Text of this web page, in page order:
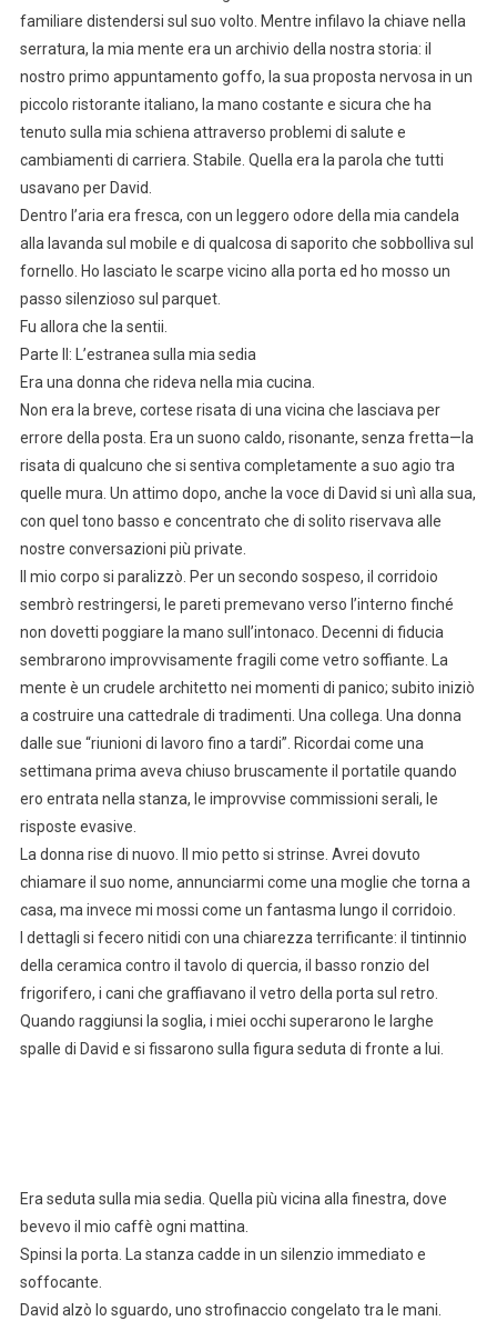
familiare distendersi sul suo volto. Mentre infilavo la chiave nella
serratura, la mia mente era un archivio della nostra storia: il
nostro primo appuntamento goffo, la sua proposta nervosa in un
piccolo ristorante italiano, la mano costante e sicura che ha
tenuto sulla mia schiena attraverso problemi di salute e
cambiamenti di carriera. Stabile. Quella era la parola che tutti
usavano per David.
Dentro l’aria era fresca, con un leggero odore della mia candela
alla lavanda sul mobile e di qualcosa di saporito che sobbolliva sul
fornello. Ho lasciato le scarpe vicino alla porta ed ho mosso un
passo silenzioso sul parquet.
Fu allora che la sentii.
Parte II: L’estranea sulla mia sedia
Era una donna che rideva nella mia cucina.
Non era la breve, cortese risata di una vicina che lasciava per
errore della posta. Era un suono caldo, risonante, senza fretta—la
risata di qualcuno che si sentiva completamente a suo agio tra
quelle mura. Un attimo dopo, anche la voce di David si unì alla sua,
con quel tono basso e concentrato che di solito riservava alle
nostre conversazioni più private.
Il mio corpo si paralizzò. Per un secondo sospeso, il corridoio
sembrò restringersi, le pareti premevano verso l’interno finché
non dovetti poggiare la mano sull’intonaco. Decenni di fiducia
sembrarono improvvisamente fragili come vetro soffiante. La
mente è un crudele architetto nei momenti di panico; subito iniziò
a costruire una cattedrale di tradimenti. Una collega. Una donna
dalle sue “riunioni di lavoro fino a tardi”. Ricordai come una
settimana prima aveva chiuso bruscamente il portatile quando
ero entrata nella stanza, le improvvise commissioni serali, le
risposte evasive.
La donna rise di nuovo. Il mio petto si strinse. Avrei dovuto
chiamare il suo nome, annunciarmi come una moglie che torna a
casa, ma invece mi mossi come un fantasma lungo il corridoio.
I dettagli si fecero nitidi con una chiarezza terrificante: il tintinnio
della ceramica contro il tavolo di quercia, il basso ronzio del
frigorifero, i cani che graffiavano il vetro della porta sul retro.
Quando raggiunsi la soglia, i miei occhi superarono le larghe
spalle di David e si fissarono sulla figura seduta di fronte a lui.
Era seduta sulla mia sedia. Quella più vicina alla finestra, dove
bevevo il mio caffè ogni mattina.
Spinsi la porta. La stanza cadde in un silenzio immediato e
soffocante.
David alzò lo sguardo, uno strofinaccio congelato tra le mani.